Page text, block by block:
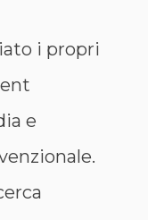
i propri
e